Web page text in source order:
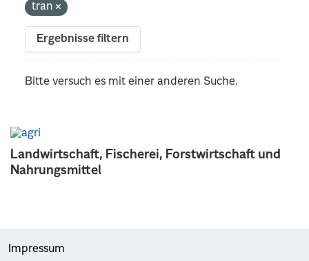
Landwirtschaft, Fischerei, Forstwirtschaft und
Nahrungsmittel
tran
Ergebnisse filtern
Bitte versuch es mit einer anderen Suche.
Impressum